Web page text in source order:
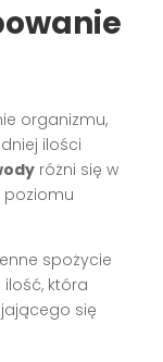
organizmu,
ilości
różni się w
poziomu
spożycie
ilość, która
się